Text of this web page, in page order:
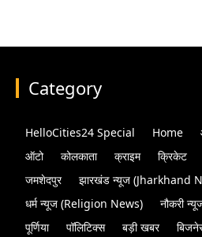
Category
HelloCities24 Special Home
ऑटो
कोलकाता क्राइम क्रिकेट
जमशेदपुर
झारखंड न्यूज (Jharkhand
धर्म न्यूज (Religion News)
नौकरी
पूर्णिया
पॉलिटिक्स बड़ी खबर